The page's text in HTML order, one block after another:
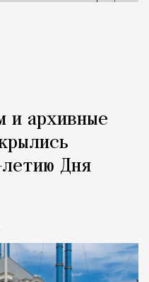
и архивные
Дня